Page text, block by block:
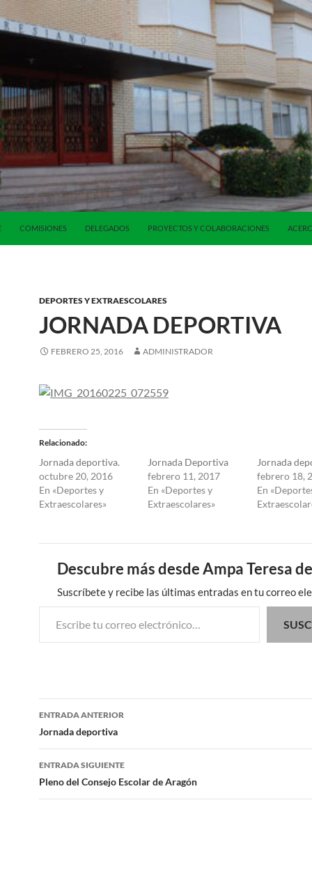
COMISIONES DELEGADOS PROYECTOS Y COLABORACIONES
DEPORTES Y EXTRAESCOLARES
JORNADA DEPORTIVA
FEBRERO 25, 2016 ADMINISTRADOR
Relacionado
Jornada deportiva.
octubre 20, 2016
En «Deportes y
Extraescolares»
Jornada Deportiva
febrero 11, 2017
En «Deportes y
Extraescolares»
Jornada
febrero 18,
En
Descubre más desde Ampa Teresa
Suscríbete y recibe las últimas entradas en tu correo
Escribe tu correo electrónico…
Navegación
de
entradas
ENTRADA ANTERIOR
Jornada deportiva
ENTRADA SIGUIENTE
Pleno del Consejo Escolar de Aragón